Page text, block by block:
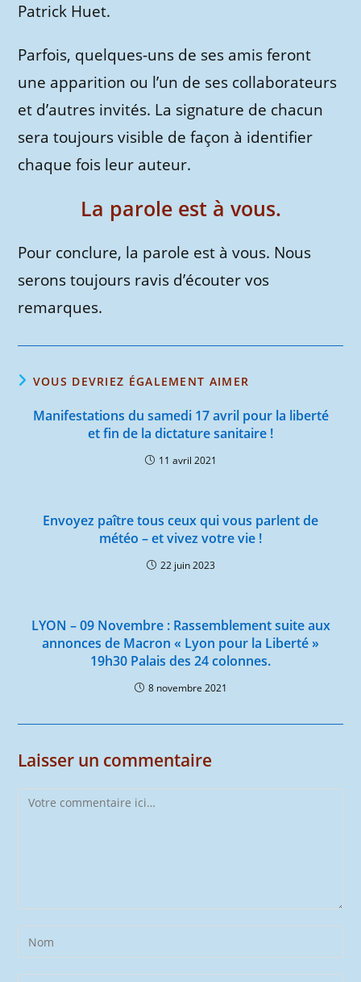
Patrick Huet.
Parfois, quelques-uns de ses amis feront
une apparition ou l’un de ses collaborateurs
et d’autres invités. La signature de chacun
sera toujours visible de façon à identifier
chaque fois leur auteur.
La parole est à vous.
Pour conclure, la parole est à vous. Nous
serons toujours ravis d’écouter vos
remarques.
VOUS DEVRIEZ ÉGALEMENT AIMER
Manifestations du samedi 17 avril pour la liberté
et fin de la dictature sanitaire !
11 avril 2021
Envoyez paître tous ceux qui vous parlent de
météo – et vivez votre vie !
22 juin 2023
LYON – 09 Novembre : Rassemblement suite aux
annonces de Macron « Lyon pour la Liberté »
19h30 Palais des 24 colonnes.
8 novembre 2021
Laisser un commentaire
Comment
Enter
your
name